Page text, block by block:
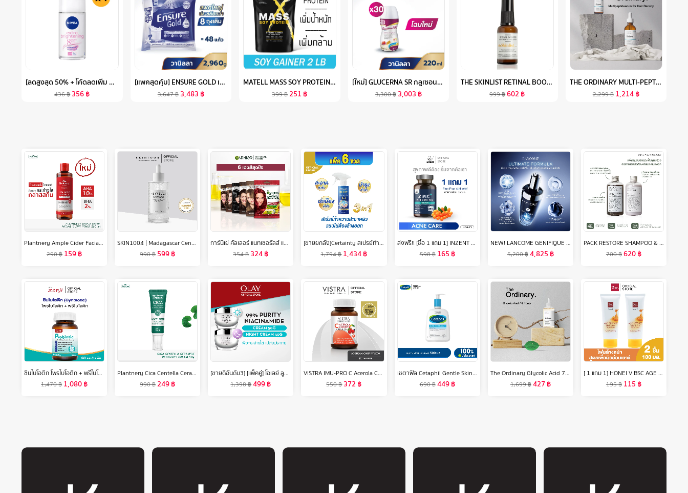
[ลดสูงสุด 50% + โค้ดลดเพิ่ม 20%]นีเวีย เอ็กซ์ตร้า ไบรท์เทนนิ่ง 8 ซูเปอร์ ฟู้ด โรลออน ระงับกลิ่นกาย สำหรับผู้หญิง 50 มล. 4 ชิ้น NIVEA
436฿ 356฿
[แพคสุดคุ้ม] ENSURE GOLD เอนชัวร์ โกลด์ กลิ่นวานิลลา แบบถุงเติม 2,960G ENSURE GOLD VANILLA SACHET 2,960G
3,647฿ 3,483 ฿
MATELL MASS SOY PROTEIN GAINER 2 LB แมส ซอย โปรตีน 2ปอนด์ หรือ 908กรัม (NON WHEYเวย์) เพิ่มน้ำหนัก + เพิ่มกล้ามเนื้อ
399฿251 ฿
[ใหม่] GLUCERNA SR กลูเซอนา เอสอาร์ ชนิดน้ำ กลิ่นวานิลลา 220ML 30 ขวด สำหรับผู้ป่วยเบาหวาน
3,300฿ 3,003 ฿
THE SKINLIST RETINAL BOOSTER NIGHT PERFECTING LOTION ( RETINALDEHYDE, RETINAL, RETINOL ) 30 G เซรั่มบำรุงผิวหน้า สกินแคร์ เรตินอล
999฿602฿
THE ORDINARY MULTI-PEPTIDE SERUM FOR HAIR DENSITY- 60M L[แพคคู่ 2PCS เอสเซ้นส์ทรีทเม้นต์บำรุงผมให้แข็งแรงและแข็งแรง
2,299฿ 1,214฿
Plantnery Ample Cider Facial Glow Toner 250 ml
290฿ 159฿
SKIN1004 | Madagascar Centella Tone Brightening Capsule Ampoule 100 ml
990฿ 599฿
การ์นิเย่ คัลเลอร์ แนทเชอรัลส์ แพค 6 ชิ้น | Garnier Color Naturals 6 pcs (สีผมยาย้อมผมGarnier Hair Color)
354฿ 324฿
[ขายยกลัง]Certainty สเปรย์ทำความสะอาดผิวแบบไม่ต้องล้างออกเซอร์เทนตี้ ขนาด 350 ML. x6 ขวด
1,794฿1,434฿
ส่งฟรี!! [ซื้อ 1 แถม 1] INZENT Zinc Plus ซิงค์ พลัส (2กระปุก) ประกอบด้วย เล็บ ผม ฟัน เบต้ากลูแคน วิตามินซี วิตามินอี วิตามินดี (อาหารเสริม วิตามิน)
598฿ 165 ฿
NEW! LANCOME GENIFIQUE ULTIMATE, DUAL-REPAIR AUGMENTED SERUM 50 ML สูตรใหม่! เซรั่มอันดับ 1 จากลังโคม ชุ่มชื้นมากขึ้น ฟื้นผิวเสียสะสม ใน 1 สัปดาห์* ด้วยเทคโนโลยีจดสิทธิบัตร เบต้ากลูแคนบริสุทธิ์ 98% (Betaglucan)
5,200฿4,825 ฿
PACK RESTORE SHAMPOO & CONDITIONER แชมพูและครีมนวดช่วยฟื้นฟูผมร่วง รังแค ผมหงอก ให้เส้นผมนุ่มจากสารสกัดธรรมชาติกว่า 10 ชนิด
700฿620฿
ซินไบโอติก โพรไบโอติก + พรีไบโอติก **มีฮาลาล และใยอาหาร 30 แคปซูลทำจากพืช โปรไบโอติก Probiotic Prebiotic ซินไบโอติก (Synbiotic)
1,470฿ 1,080฿
Plantnery Cica Centella Ceramide Recover Cream 50 g
990฿249฿
[ขายดีอันดับ3] [แพ็คคู่] โอเลย์ ลูมินัส ไลท์ เพอร์เฟคติ้ง เดย์ครีม 50 กรัม. + ไนท์ครีม 50 กรัม. ไนอะซินาไมด์ กระจ่างใส สกินแคร์ Olay Luminous Light Perfecting Day SPF 15 PA++ 50G + Night Cream 50G
1,398฿499฿
VISTRA IMU-PRO C Acerola Cherry 2000 Plus (Bot-30 Tabs) - วิสทร้า ไอมู-โปร ซี อะเซโรลา เชอร์รี่ 2000 พลัส (30 เม็ด)
550฿372฿
เซตาฟิล Cetaphil Gentle Skin Cleanser เจลทำความสะอาดผิวหน้าและผิวกาย สำหรับผิวบอบบาง แพ้ง่าย และทุกสภาพผิว 500 ml.
690฿449฿
The Ordinary Glycolic Acid 7% Cleans Pores Toning Solution Exfoliates Blackheads peel 240ml
1,699฿427฿
[ 1 แถม 1] HONEI V BSC AGE DEFENCE CLEAR ANDFIRM FACIAL FOAM โฟมล้างหน้าสูตรเพื่อผิวแลดูอ่อนเยาว์ ฟองโฟมหนานุ่ม ทำความสะอาดผิวหน้าได้อย่างหมดจด ปริมาณ 100 มล.X2
195฿ 115 ฿